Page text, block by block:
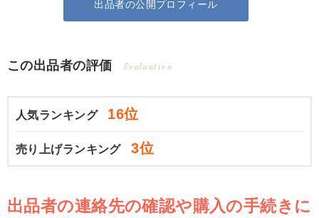
出品者の公開プロフィール
この出品者の評価 Evaluation
人気ランキング 16位
売り上げランキング 3位
出品者の連絡先の確認や購入の手続きに